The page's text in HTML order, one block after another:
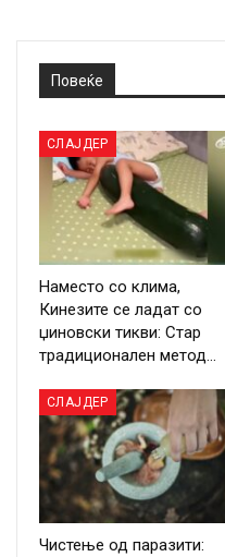
Повеќе
СЛАЈДЕР
Наместо со клима,
Кинезите се ладат со
џиновски тикви: Стар
традиционален метод…
СЛАЈДЕР
Чистење од паразити: